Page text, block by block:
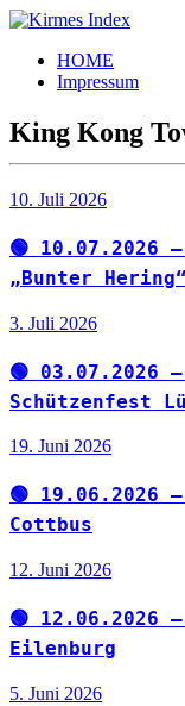
Zum
springen
Kirmes
Index
Tourpläne
der
letzten
Jahre
HOME
Impressum
King Kong
10. Juli 2026
🟢 10.07.2026
„Bunter
3. Juli 2026
🟢 03.07.2026
Schützenfest
19. Juni 2026
🟢 19.06.2026
Cottbus
12. Juni 2026
🟢 12.06.2026
Eilenburg
5. Juni 2026